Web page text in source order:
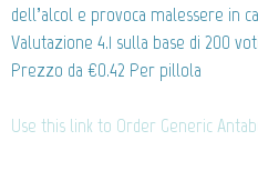
dell’alcol e provoca malessere in
Valutazione 4.1 sulla base di 200
Prezzo da €0.42 Per pillola
Use this link to Order Generic